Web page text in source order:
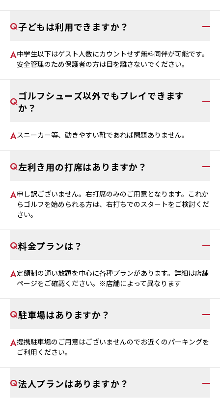
子どもは利用できますか？
中学生以下はゲスト人数にカウントせず無料同伴が可能です。
安全管理のため保護者の方は目を離さないでください。
ゴルフシューズ以外でもプレイできます
か？
スニーカー等、動きやすい靴であれば問題ありません。
左利き用の打席はありますか？
申し訳ございません。右打席のみのご用意となります。これか
らゴルフを始められる方は、右打ちでのスタートをご検討くだ
さい。
料金プランは？
定額制の通い放題を中心に各種プランがあります。詳細は店舗
ページをご確認ください。※店舗によって異なります
駐車場はありますか？
提携駐車場のご用意はございませんのでお近くのパーキングを
ご利用ください。
法人プランはありますか？